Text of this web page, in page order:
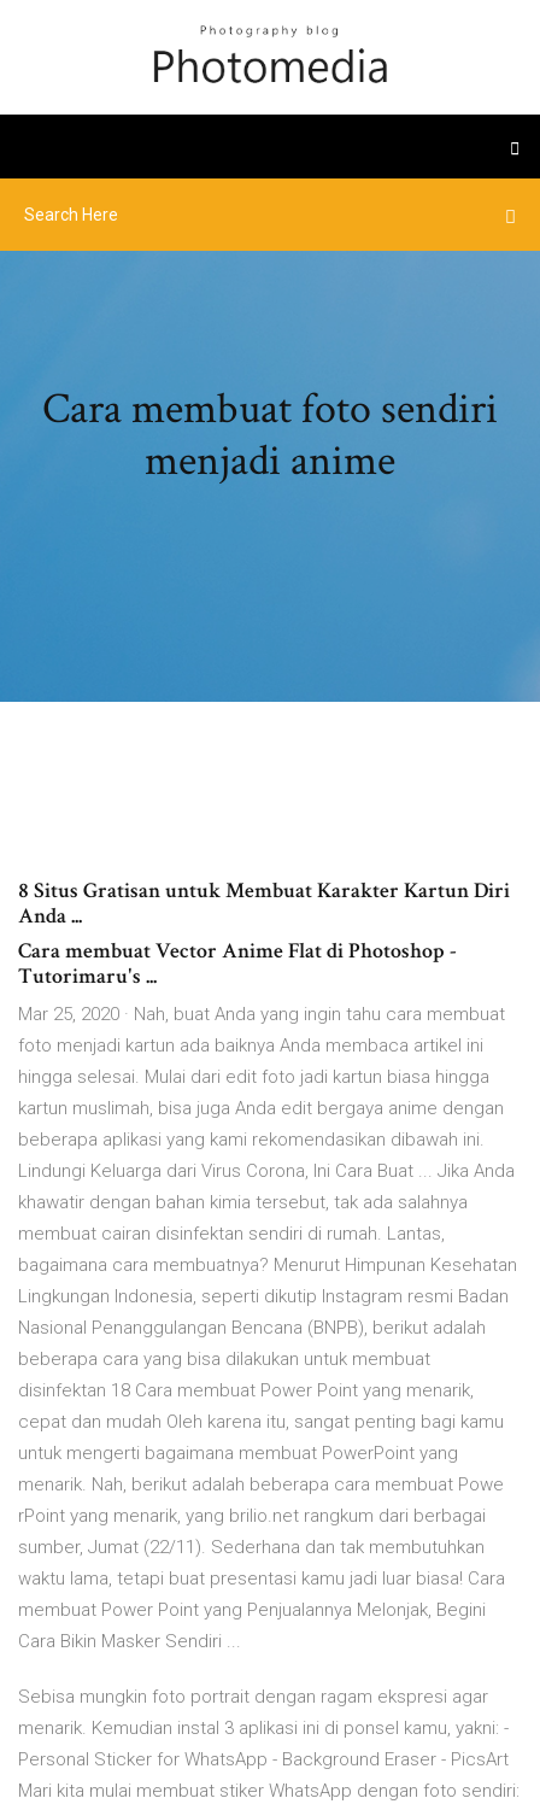
Cara membuat foto sendiri
menjadi anime
8 Situs Gratisan untuk Membuat Karakter Kartun Diri
Anda ...
Cara membuat Vector Anime Flat di Photoshop -
Tutorimaru's ...
Mar 25, 2020 · Nah, buat Anda yang ingin tahu cara membuat
foto menjadi kartun ada baiknya Anda membaca artikel ini
hingga selesai. Mulai dari edit foto jadi kartun biasa hingga
kartun muslimah, bisa juga Anda edit bergaya anime dengan
beberapa aplikasi yang kami rekomendasikan dibawah ini.
Lindungi Keluarga dari Virus Corona, Ini Cara Buat ... Jika Anda
khawatir dengan bahan kimia tersebut, tak ada salahnya
membuat cairan disinfektan sendiri di rumah. Lantas,
bagaimana cara membuatnya? Menurut Himpunan Kesehatan
Lingkungan Indonesia, seperti dikutip Instagram resmi Badan
Nasional Penanggulangan Bencana (BNPB), berikut adalah
beberapa cara yang bisa dilakukan untuk membuat
disinfektan 18 Cara membuat Power Point yang menarik,
cepat dan mudah Oleh karena itu, sangat penting bagi kamu
untuk mengerti bagaimana membuat PowerPoint yang
menarik. Nah, berikut adalah beberapa cara membuat Powe
rPoint yang menarik, yang brilio.net rangkum dari berbagai
sumber, Jumat (22/11). Sederhana dan tak membutuhkan
waktu lama, tetapi buat presentasi kamu jadi luar biasa! Cara
membuat Power Point yang Penjualannya Melonjak, Begini
Cara Bikin Masker Sendiri ...
Sebisa mungkin foto portrait dengan ragam ekspresi agar
menarik. Kemudian instal 3 aplikasi ini di ponsel kamu, yakni: -
Personal Sticker for WhatsApp - Background Eraser - PicsArt
Mari kita mulai membuat stiker WhatsApp dengan foto sendiri: